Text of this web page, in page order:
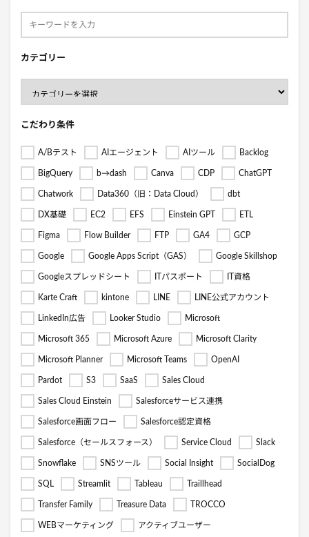
カテゴリー
こだわり条件
A/Bテスト AIエージェント AIツール Backlog
BigQuery b→dash Canva CDP ChatGPT
Chatwork Data360（旧：Data Cloud） dbt
DX基礎 EC2 EFS Einstein GPT ETL
Figma Flow Builder FTP GA4 GCP
Google Google Apps Script（GAS） Google Skillshop
Googleスプレッドシート ITパスポート IT資格
Karte Craft kintone LINE LINE公式アカウント
LinkedIn広告 Looker Studio Microsoft
Microsoft 365 Microsoft Azure Microsoft Clarity
Microsoft Planner Microsoft Teams OpenAI
Pardot S3 SaaS Sales Cloud
Sales Cloud Einstein Salesforceサービス連携
Salesforce画面フロー Salesforce認定資格
Salesforce（セールスフォース） Service Cloud Slack
Snowflake SNSツール Social Insight SocialDog
SQL Streamlit Tableau Traillhead
Transfer Family Treasure Data TROCCO
WEBマーケティング アクティブユーザー